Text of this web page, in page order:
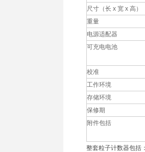
尺寸（长 x 宽 x 高）
重量
电源适配器
可充电电池
校准
工作环境
存储环境
保修期
附件包括
整套粒子计数器包括：